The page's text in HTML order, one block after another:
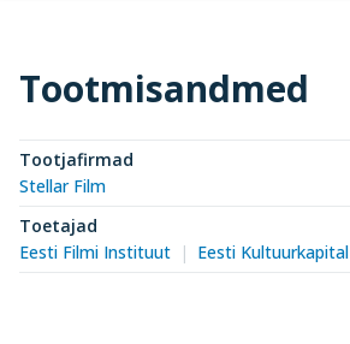
Tootmisandmed
Tootjafirmad
Stellar Film
Toetajad
Eesti Filmi Instituut
Eesti Kultuurkapital